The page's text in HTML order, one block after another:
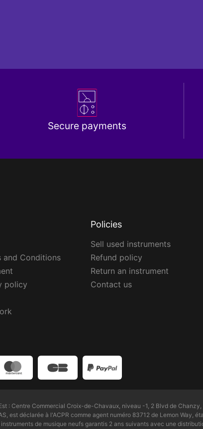
Secure payments
and Conditions
policy
Policies
Sell used instruments
Refund policy
Return an instrument
Contact us
: Centre Commercial Croix-de-Chavaux, niveau -1, 2 Blvd de
est déclarée à l'ACPR comme agent numéro 83712 de Lemon Way,
de musique neufs garantis 2 ans suivants avec une